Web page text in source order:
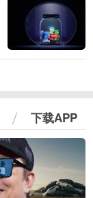
下载APP